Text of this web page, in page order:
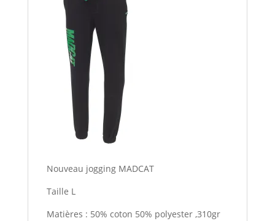
Nouveau jogging MADCAT
Taille L
Matières : 50% coton 50% polyester ,310gr